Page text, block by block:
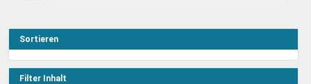
Sortieren
Filter Inhalt